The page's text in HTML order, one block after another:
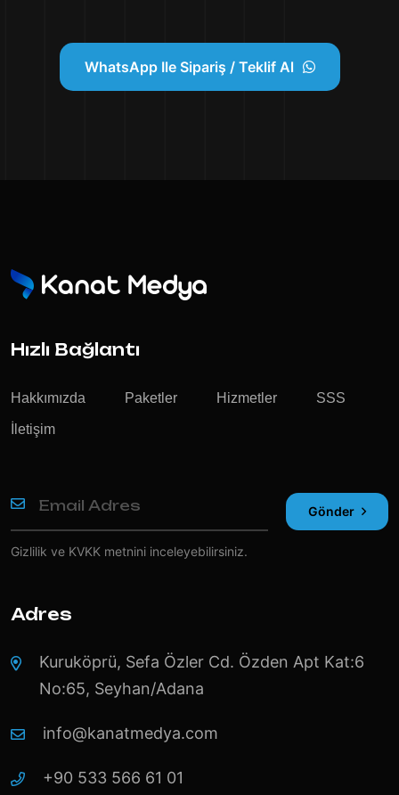
WhatsApp Ile Sipariş / Teklif Al
Hızlı Bağlantı
Hakkımızda Paketler Hizmetler SSS
İletişim
Gönder
Gizlilik ve KVKK metnini inceleyebilirsiniz.
Adres
Kuruköprü, Sefa Özler Cd. Özden Apt Kat:6
No:65, Seyhan/Adana
info@kanatmedya.com
+90 533 566 61 01